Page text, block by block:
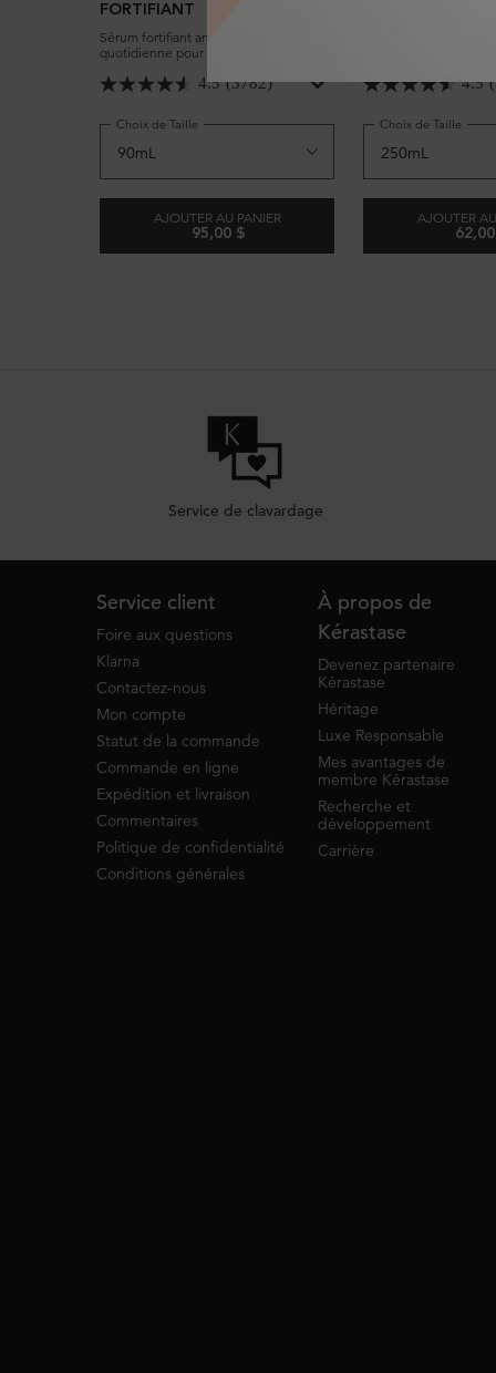
FORTIFIANT
Sérum fortifiant anti-casse à utilisation
quotidienne pour cheveux sujets à la
cheveux et maximise leur beauté.
4.5 (3782)
Choix de Taille
AJOUTER AU PANIER
95,00 $
chute des cheveux4.5
Choix de Taille
AJOUTER
Service de clavardage
Service client
Foire aux questions
Klarna
Contactez-nous
Mon compte
Statut de la commande
Commande en ligne
Expédition et livraison
Commentaires
Politique de confidentialité
Conditions générales
À propos de
Kérastase
Devenez partenaire
Kérastase
Héritage
Luxe Responsable
Mes avantages de
membre Kérastase
Recherche et
développement
Carrière